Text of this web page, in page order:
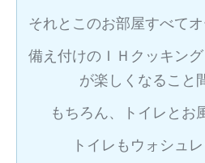
それとこのお部屋すべてオ
備え付けのＩＨクッキン
が楽しくなること
もちろん、トイレとお
トイレもウォシュレ